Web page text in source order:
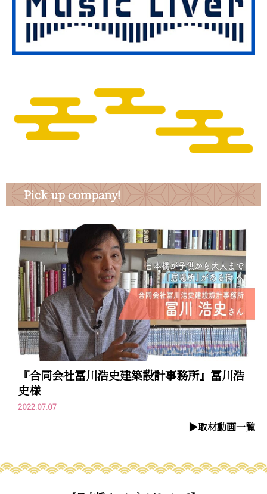
Pick up company!
『合同会社冨川浩史建築設計事務所』冨川浩
史様
2022.07.07
▶︎取材動画一覧